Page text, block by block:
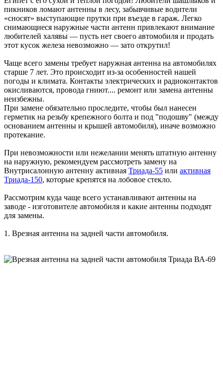
пикников ломают антенны в лесу, забывчивые водители
«сносят» выступающие прутки при въезде в гараж. Легко
снимающиеся наружные части антенн привлекают внимание
любителей халявы — пусть нет своего автомобиля и продать
этот кусок железа невозможно — зато открутил!
Чаще всего замены требует наружная антенна на автомобилях
старше 7 лет. Это происходит из-за особенностей нашей
погоды и климата. Контакты электрических и радиоконтактов
окисливаются, провода гниют.... ремонт или замена антенны
неизбежны.
При замене обязательно проследите, чтобы был нанесен
герметик на резьбу крепежного болта и под "подошву" (между
основанием антенны и крышей автомобиля), иначе возможно
протекание.
При невозможности или нежелании менять штатную антенну
на наружную, рекомендуем рассмотреть замену на
Внутрисалонную антенну активная Триада-55 или активная
Триада-150, которые крепятся на лобовое стекло.
Рассмотрим куда чаще всего устанавливают антенны на
заводе - изготовителе автомобиля и какие антенны подходят
для замены.
1. Врезная антенна на задней части автомобиля.